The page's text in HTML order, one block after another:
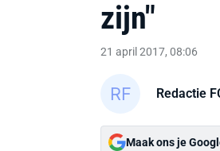
zijn"
21 april 2017, 08:06
Redactie
Maak ons je